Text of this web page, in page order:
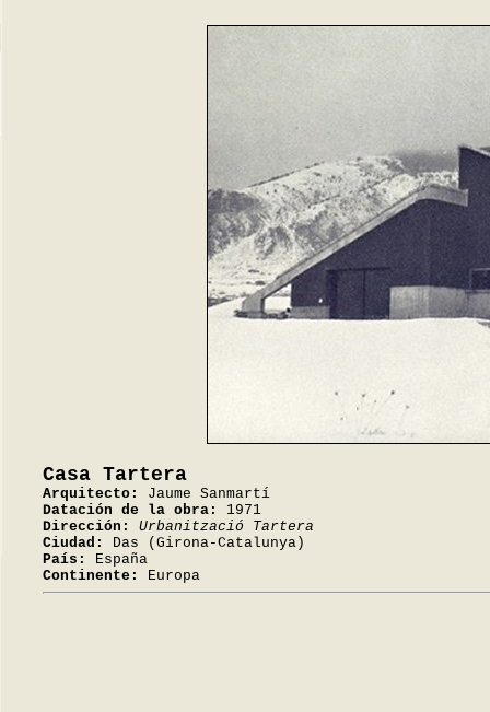
Casa Tartera
Arquitecto:
Jaume Sanmartí
Datación de la obra:
1971
Dirección:
Urbanització Tartera
Ciudad:
Das (Girona-Catalunya)
País:
España
Continente:
Europa